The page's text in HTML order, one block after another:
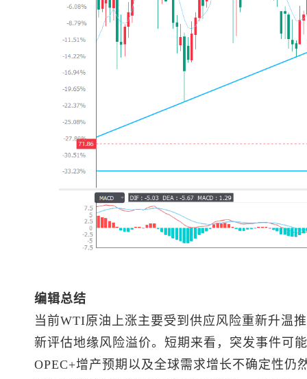
编辑总结
当前WTI原油上涨主要受到供应风险重新升温
新评估地缘风险溢价。短期来看，突发事件可
OPEC+增产预期以及全球需求增长不确定性仍